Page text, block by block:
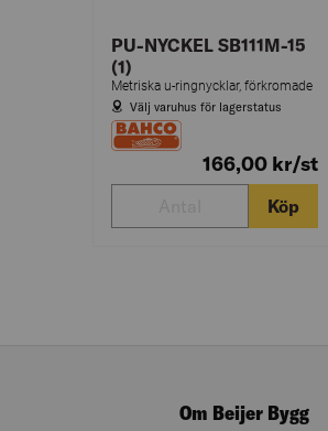
PU-NYCKEL SB111M-15
(1)
Metriska u-ringnycklar, förkromade
Välj varuhus för lagerstatus
166,00 kr/st
Köp
Om Beijer Bygg